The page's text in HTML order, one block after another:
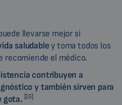
llevarse mejor si
saludabley toma todos los
recomiende el médico.
contribuyen a
y también sirven para
gota. [16]